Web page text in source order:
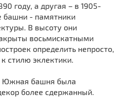
году, а другая – в 1905-
башни - памятники
В высоту они
восьмискатными
определить непросто,
стилю эклектики.
Южная башня была
более сдержанный.